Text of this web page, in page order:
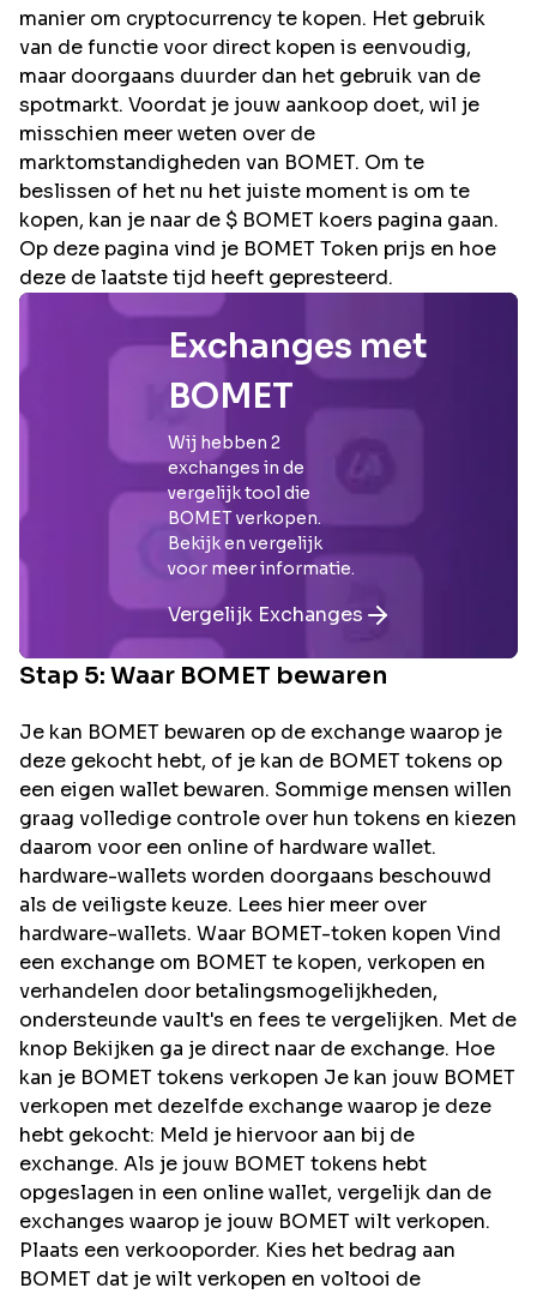
manier om cryptocurrency te kopen. Het gebruik
van de functie voor direct kopen is eenvoudig,
maar doorgaans duurder dan het gebruik van de
spotmarkt. Voordat je jouw aankoop doet, wil je
misschien meer weten over de
marktomstandigheden van BOMET. Om te
beslissen of het nu het juiste moment is om te
kopen, kan je naar de $ BOMET koers pagina gaan.
Op deze pagina vind je BOMET Token prijs en hoe
deze de laatste tijd heeft gepresteerd.
Exchanges met
BOMET
Wij hebben 2
exchanges in de
vergelijk tool die
BOMETverkopen.
Bekijk en vergelijk
voor meer informatie.
Vergelijk Exchanges
Stap 5: Waar BOMET bewaren
Je kan BOMET bewaren op de exchange waarop je
deze gekocht hebt, of je kan de BOMET tokens op
een eigen wallet bewaren. Sommige mensen willen
graag volledige controle over hun tokens en kiezen
daarom voor een online of hardware wallet.
hardware-wallets worden doorgaans beschouwd
als de veiligste keuze. Lees hier meer over
hardware-wallets. Waar BOMET-token kopen Vind
een exchange om BOMET te kopen, verkopen en
verhandelen door betalingsmogelijkheden,
ondersteunde vault's en fees te vergelijken. Met de
knop Bekijken ga je direct naar de exchange. Hoe
kan je BOMET tokens verkopen Je kan jouw BOMET
verkopen met dezelfde exchange waarop je deze
hebt gekocht: Meld je hiervoor aan bij de
exchange. Als je jouw BOMET tokens hebt
opgeslagen in een online wallet, vergelijk dan de
exchanges waarop je jouw BOMET wilt verkopen.
Plaats een verkooporder. Kies het bedrag aan
BOMET dat je wilt verkopen en voltooi de